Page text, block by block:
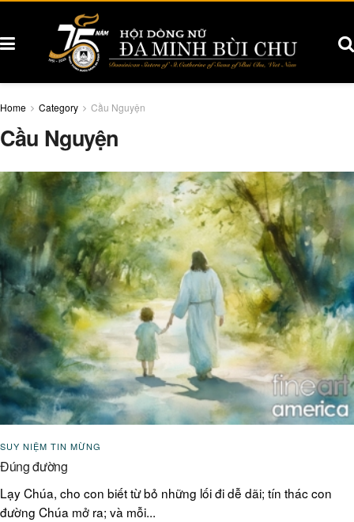
Home Category Cầu Nguyện
Cầu Nguyện
SUY NIỆM TIN MỪNG
Đúng đường
Lạy Chúa, cho con biết từ bỏ những lối đi dễ dãi; tín thác con
đường Chúa mở ra; và mỗi...